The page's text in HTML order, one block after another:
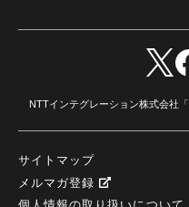
NTTインテグレーション株式会社「
サイトマップ
メルマガ登録